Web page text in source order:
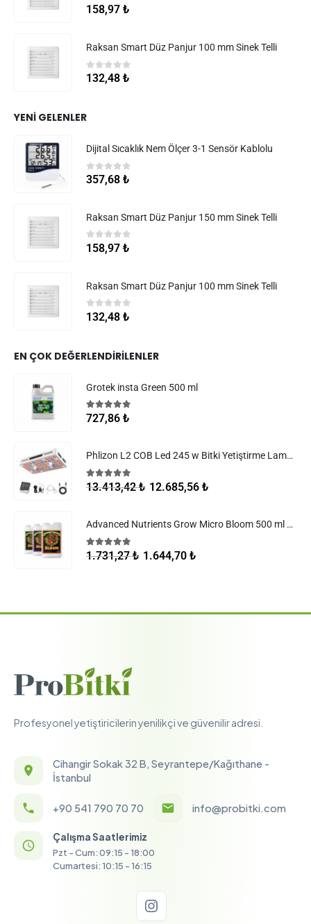
0 5 üzerinden
158,97 ₺
Raksan Smart Düz Panjur 100 mm Sinek Telli
05 üzerinden
132,48 ₺
YENI GELENLER
Dijital Sıcaklık Nem Ölçer 3-1 Sensör Kablolu
05 üzerinden
357,68 ₺
Raksan Smart Düz Panjur 150 mm Sinek Telli
0 5 üzerinden
158,97 ₺
Raksan Smart Düz Panjur 100 mm Sinek Telli
05 üzerinden
132,48 ₺
EN ÇOK DEĞERLENDIRILENLER
Grotek insta Green 500 ml
5.00 5 üzerinden
727,86 ₺
Phlizon L2 COB Led 245 w Bitki Yetiştirme Lambası
5.005 üzerinden
13.413,42₺ 12.685,56 ₺
Advanced Nutrients Grow Micro Bloom 500 ml Set
5.005 üzerinden
1.731,27₺ 1.644,70 ₺
Profesyonel yetiştiricilerin yenilikçi ve güvenilir adresi.
Cihangir Sokak 32 B, Seyrantepe/Kağıthane -
İstanbul
+90 541 790 70 70 info@probitki.com
Çalışma Saatlerimiz
Pzt - Cum: 09:15 - 18:00
Cumartesi: 10:15 - 16:15